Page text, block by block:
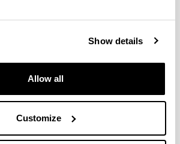
Show details
Allow all
Customize
Universidad Johns Hopkins.
de laUniversidad de
de laUniversidad de Aveiro
y Rosa Errazkin, Museo
de Bergara
COBE